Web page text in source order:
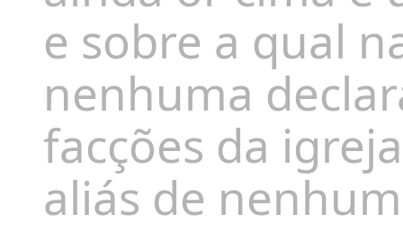
e sobre a qual
nenhuma
facções da
aliás de